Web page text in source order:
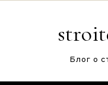
Блог о